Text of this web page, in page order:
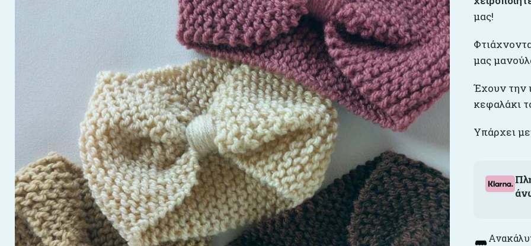
μας!
μας
Έχουν την
κεφαλάκι
Υπάρχει